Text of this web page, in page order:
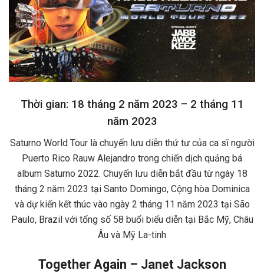
Thời gian: 18 tháng 2 năm 2023 – 2 tháng 11
năm 2023
Saturno World Tour là chuyến lưu diễn thứ tư của ca sĩ người
Puerto Rico Rauw Alejandro trong chiến dịch quảng bá
album Saturno 2022. Chuyến lưu diễn bắt đầu từ ngày 18
tháng 2 năm 2023 tại Santo Domingo, Cộng hòa Dominica
và dự kiến ​​kết thúc vào ngày 2 tháng 11 năm 2023 tại São
Paulo, Brazil với tổng số 58 buổi biểu diễn tại Bắc Mỹ, Châu
Âu và Mỹ La-tinh
Together Again – Janet Jackson